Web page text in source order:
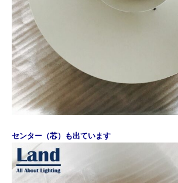
センター（芯）も出ています